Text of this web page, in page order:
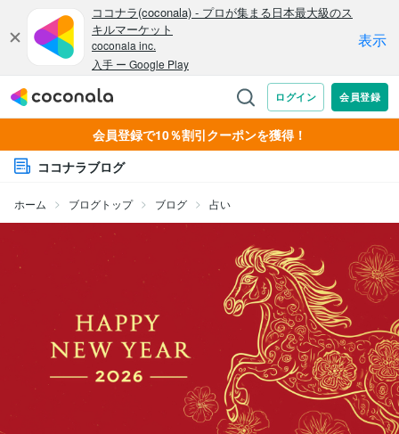
会員登録で10％割引クーポンを獲得！
ココナラブログ
ホーム ブログトップ ブログ 占い